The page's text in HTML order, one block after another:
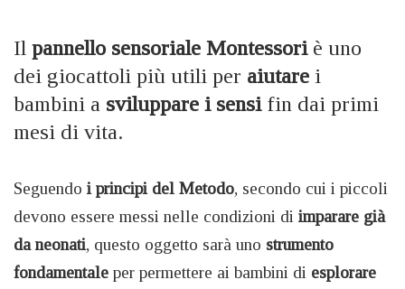
Il pannello sensoriale Montessoriè uno
dei giocattoli più utili per aiutare i
bambini a sviluppare i sensifin dai primi
mesi di vita.
Seguendo i principi del Metodo, secondo cui i piccoli
devono essere messi nelle condizioni di imparare già
da neonati, questo oggetto sarà uno strumento
fondamentale per permettere ai bambini di esplorare